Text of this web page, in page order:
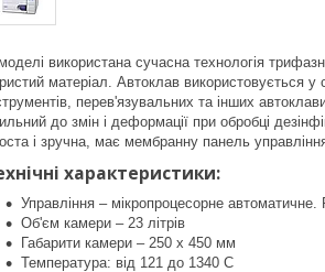
використана сучасна технологія
матеріал. Автоклав використовується у
перев'язувальних та інших
до змін і деформації при обробці
і зручна, має мембранну панель
характеристики:
Управління – мікропроцесорне
Об'єм камери – 23 літрів
Габарити камери – 250 х 450 мм
Температура: від 121 до 1340 С